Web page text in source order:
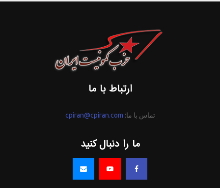
ارتباط با ما
تماس با ما: cpiran@cpiran.com
ما را دنبال کنید